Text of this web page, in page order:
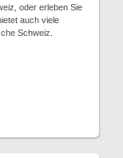
oder erleben Sie
auch viele
Schweiz.